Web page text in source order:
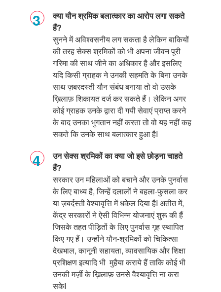
क्या यौन श्रमिक बलात्कार का आरोप लगा सकते
हैं?
सुनने में अविश्वसनीय लग सकता है लेकिन बाकियों
की तरह सेक्स श्रमिकों को भी अपना जीवन पूरी
गरिमा की साथ जीने का अधिकार है और इसलिए
यदि किसी ग्राहक ने उनकी सहमति के बिना उनके
साथ ज़बरदस्ती यौन संबंध बनाया तो वो उसके
ख़िलाफ़ शिकायत दर्ज कर सकते हैं। लेकिन अगर
कोई ग्राहक उनके द्वारा दी गयी सेवाएं प्राप्त करने
के बाद उनका भुगतान नहीं करता तो वो यह नहीं कह
सकते कि उनके साथ बलात्कार हुआ हैI
उन सेक्स श्रमिकों का क्या जो इसे छोड़ना चाहते
हैं?
सरकार उन महिलाओं को बचाने और उनके पुनर्वास
के लिए बाध्य है,जिन्हें दलालों ने बहला-फुसला कर
या ज़बर्दस्ती वेश्यावृत्ति में धकेल दिया हैI अतीत में,
केंद्र सरकारों ने ऐसी विभिन्न योजनाएं शुरू की हैं
जिसके तहत पीड़ितों के लिए पुनर्वास गृह स्थापित
किए गए हैं। उन्होंने यौन-श्रमिकों को चिकित्सा
देखभाल,कानूनी सहायता,व्यावसायिक और शिक्षा
प्रशिक्षण इत्यादि भी मुहैया कराये हैं ताकि कोई भी
उनकी मर्ज़ी के ख़िलाफ़ उनसे वैश्यावृत्ति ना करा
सकेI